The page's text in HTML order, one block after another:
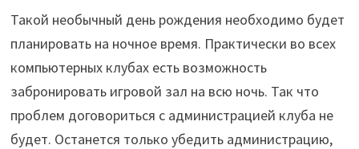
Такой необычный день рождения необходимо будет
планировать на ночное время. Практически во всех
компьютерных клубах есть возможность
забронировать игровой зал на всю ночь. Так что
проблем договориться с администрацией клуба не
будет. Останется только убедить администрацию,